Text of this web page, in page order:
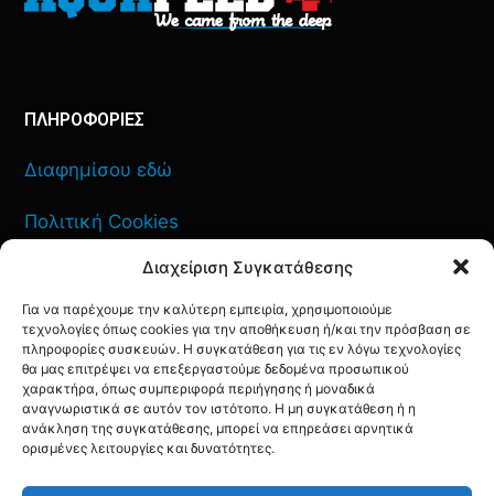
Διαχείριση Συγκατάθεσης
Για να παρέχουμε την καλύτερη εμπειρία, χρησιμοποιούμε
τεχνολογίες όπως cookies για την αποθήκευση ή/και την πρόσβαση σε
πληροφορίες συσκευών. Η συγκατάθεση για τις εν λόγω τεχνολογίες
θα μας επιτρέψει να επεξεργαστούμε δεδομένα προσωπικού
χαρακτήρα, όπως συμπεριφορά περιήγησης ή μοναδικά
αναγνωριστικά σε αυτόν τον ιστότοπο. Η μη συγκατάθεση ή η
ανάκληση της συγκατάθεσης, μπορεί να επηρεάσει αρνητικά
ορισμένες λειτουργίες και δυνατότητες.
ΠΛΗΡΟΦΟΡΙΕΣ
Διαφημίσου εδώ
Πολιτική Cookies
Πολιτική Απορρήτου
ΕΠΙΚΟΙΝΩΝΙΑ